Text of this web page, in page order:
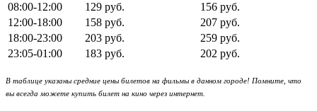
08:00-12:00
129 руб.
156 руб.
12:00-18:00
158 руб.
207 руб.
18:00-23:00
203 руб.
259 руб.
23:05-01:00
183 руб. 202 руб.
В таблице указаны средние цены билетов на фильмы в данном городе! Помните, что
вы всегда можете купить билет на кино через интернет.